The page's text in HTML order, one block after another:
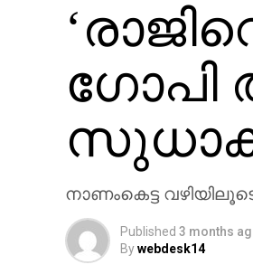
ഗോപി
നാണംകെട്ട
Published 3 months
Bywebdesk14